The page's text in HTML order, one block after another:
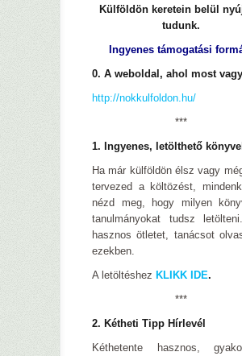
Külföldön keretein belül
tudunk.
Ingyenes támogatási
0. A weboldal, ahol most vagy
http://nokkulfoldon.hu/
***
1. Ingyenes, letölthető
Ha már külföldön élsz vagy
tervezed a költözést,
nézd meg, hogy milyen
tanulmányokat tudsz
hasznos ötletet, tanácsot
ezekben.
A letöltéshez KLIKK IDE.
***
2. Kétheti Tipp Hírlevél
Kéthetente hasznos,